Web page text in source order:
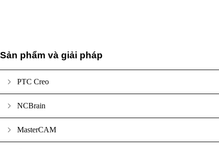
Sản phẩm và giải pháp
PTC Creo
NCBrain
MasterCAM